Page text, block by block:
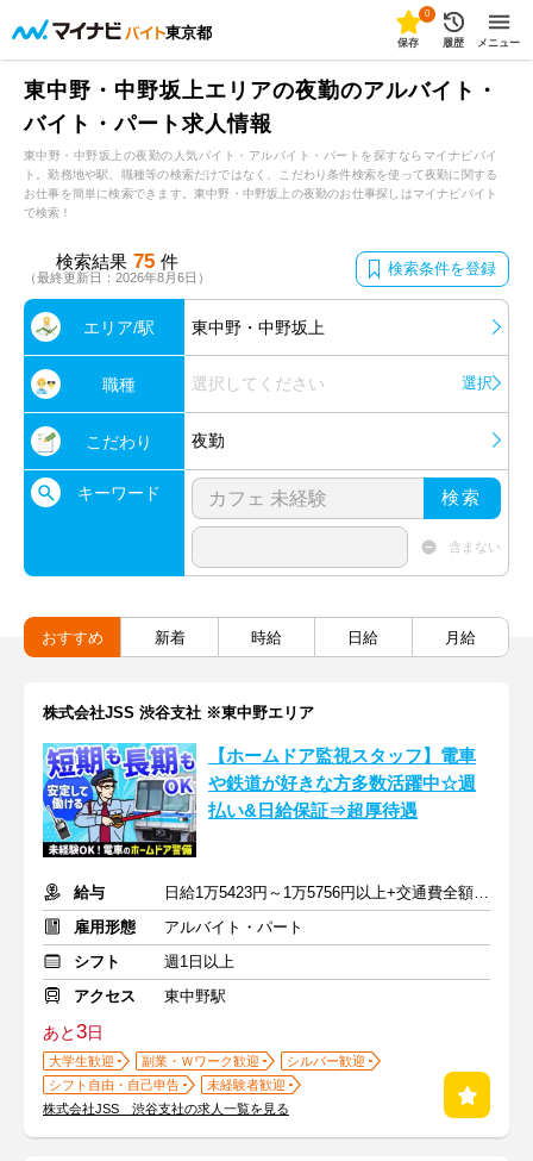
東京都
0
保存 履歴 メニュー
東中野・中野坂上エリアの夜勤のアルバイト・
バイト・パート求人情報
東中野・中野坂上の夜勤の人気バイト・アルバイト・パートを探すならマイナビバイ
ト。勤務地や駅、職種等の検索だけではなく、こだわり条件検索を使って夜勤に関する
お仕事を簡単に検索できます。東中野・中野坂上の夜勤のお仕事探しはマイナビバイト
で検索！
検索結果 75 件
（最終更新日：2026年8月6日） 検索条件を登録
エリア/駅 東中野・中野坂上
職種 選択してください 選択
こだわり 夜勤
キーワード 検索
含まない
おすすめ 新着 時給 日給 月給
株式会社JSS 渋谷支社 ※東中野エリア
【ホームドア監視スタッフ】電車
や鉄道が好きな方多数活躍中☆週
払い&日給保証⇒超厚待遇
給与
日給1万5423円～1万5756円以上+交通費全額支給
雇用形態
アルバイト・パート
シフト
週1日以上
アクセス
東中野駅
あと3日
大学生歓迎 副業・Ｗワーク歓迎
シルバー歓迎
シフト自由・自己申告
未経験者歓迎
株式会社JSS 渋谷支社の求人一覧を見る